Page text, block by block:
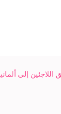
إلى